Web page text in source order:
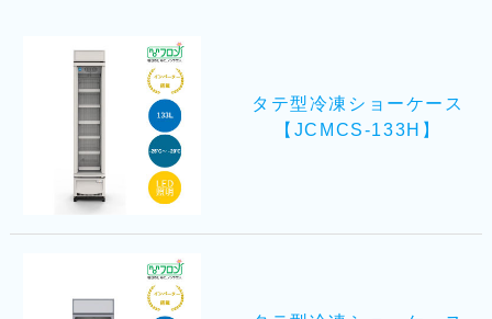
タテ型冷凍ショーケース
【JCMCS-133H】